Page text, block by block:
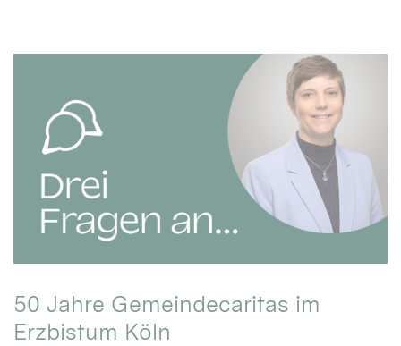
50 Jahre Gemeindecaritas im
Erzbistum Köln